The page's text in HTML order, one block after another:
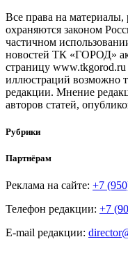
Все права на
охраняются законом
частичном
новостей ТК «ГОРОД»
страницу www.tkgorod.ru
иллюстраций возможно
редакции. Мнение
авторов статей,
Рубрики
Партнёрам
Реклама на сайте: +7
Телефон редакции: +7
E-mail редакции: